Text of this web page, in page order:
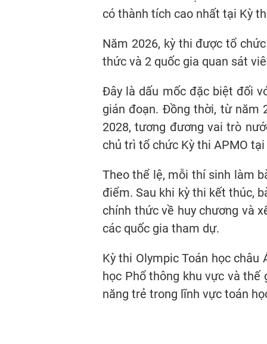
có thành tích cao nhất tại Kỳ
Năm 2026, kỳ thi được tổ
thức và 2 quốc gia quan sát
Đây là dấu mốc đặc biệt đối
gián đoạn. Đồng thời, từ năm
2028, tương đương vai trò
chủ trì tổ chức Kỳ thi APMO
Theo thể lệ, mỗi thí sinh làm
điểm. Sau khi kỳ thi kết thúc,
chính thức về huy chương và
các quốc gia tham dự.
Kỳ thi Olympic Toán học
học Phổ thông khu vực và
năng trẻ trong lĩnh vực toán